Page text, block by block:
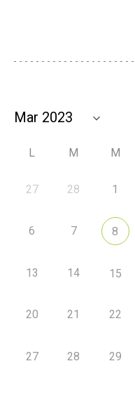
L M M
27 28 1
6 7 8
13 14 15
20 21 22
27 28 29